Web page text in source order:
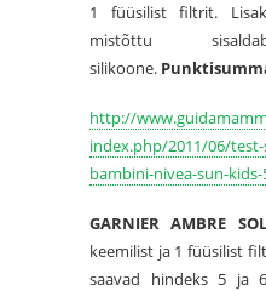
1 füüsilist filtrit.
mistõttu
silikoone.
http://
index.php/2011/06/
bambini-nivea-sun-
GARNIER AMBRE
keemilist ja 1 füüsilist
saavad hindeks 5 ja